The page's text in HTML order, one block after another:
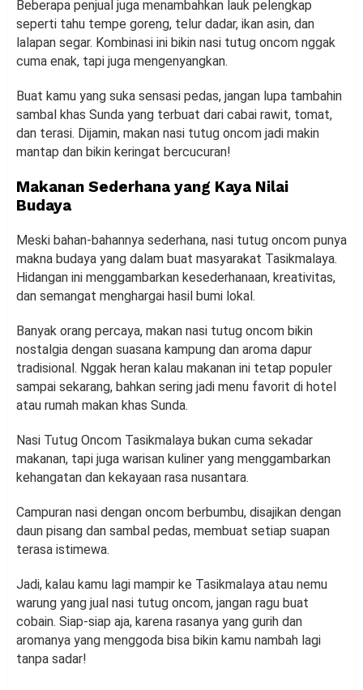
Beberapa penjual juga menambahkan lauk pelengkap
seperti tahu tempe goreng, telur dadar, ikan asin, dan
lalapan segar. Kombinasi ini bikin nasi tutug oncom nggak
cuma enak, tapi juga mengenyangkan.
Buat kamu yang suka sensasi pedas, jangan lupa tambahin
sambal khas Sunda yang terbuat dari cabai rawit, tomat,
dan terasi. Dijamin, makan nasi tutug oncom jadi makin
mantap dan bikin keringat bercucuran!
Makanan Sederhana yang Kaya Nilai
Budaya
Meski bahan-bahannya sederhana, nasi tutug oncom punya
makna budaya yang dalam buat masyarakat Tasikmalaya.
Hidangan ini menggambarkan kesederhanaan, kreativitas,
dan semangat menghargai hasil bumi lokal.
Banyak orang percaya, makan nasi tutug oncom bikin
nostalgia dengan suasana kampung dan aroma dapur
tradisional. Nggak heran kalau makanan ini tetap populer
sampai sekarang, bahkan sering jadi menu favorit di hotel
atau rumah makan khas Sunda.
Nasi Tutug Oncom Tasikmalaya bukan cuma sekadar
makanan, tapi juga warisan kuliner yang menggambarkan
kehangatan dan kekayaan rasa nusantara.
Campuran nasi dengan oncom berbumbu, disajikan dengan
daun pisang dan sambal pedas, membuat setiap suapan
terasa istimewa.
Jadi, kalau kamu lagi mampir ke Tasikmalaya atau nemu
warung yang jual nasi tutug oncom, jangan ragu buat
cobain. Siap-siap aja, karena rasanya yang gurih dan
aromanya yang menggoda bisa bikin kamu nambah lagi
tanpa sadar!